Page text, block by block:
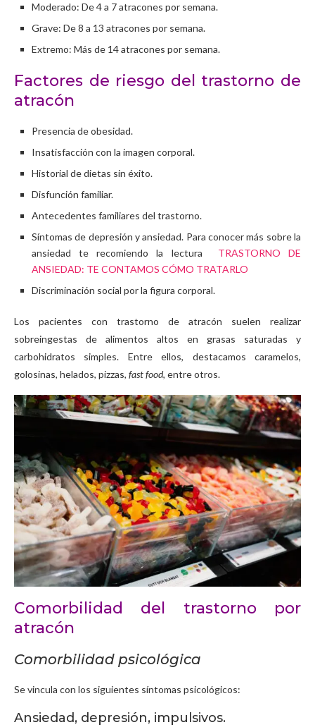
Moderado: De 4 a 7 atracones por semana.
Grave: De 8 a 13 atracones por semana.
Extremo: Más de 14 atracones por semana.
Factores de riesgo del trastorno de
atracón
Presencia de obesidad.
Insatisfacción con la imagen corporal.
Historial de dietas sin éxito.
Disfunción familiar.
Antecedentes familiares del trastorno.
Síntomas de depresión y ansiedad. Para conocer más sobre la
ansiedad te recomiendo la lectura TRASTORNO DE
ANSIEDAD: TE CONTAMOS CÓMO TRATARLO
Discriminación social por la figura corporal.
Los pacientes con trastorno de atracón suelen realizar
sobreingestas de alimentos altos en grasas saturadas y
carbohidratos simples. Entre ellos, destacamos caramelos,
golosinas, helados, pizzas, fast food, entre otros.
Comorbilidad del trastorno por
atracón
Comorbilidad psicológica
Se vincula con los siguientes síntomas psicológicos:
Ansiedad, depresión, impulsivos.